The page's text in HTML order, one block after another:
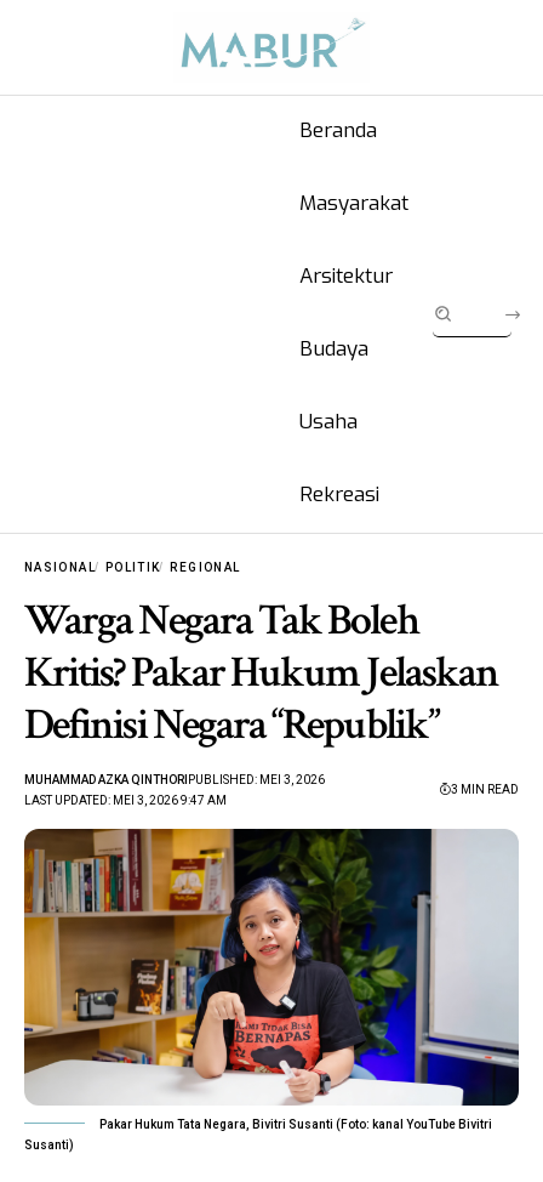
Beranda
Masyarakat
Arsitektur
Budaya
Usaha
Rekreasi
NASIONAL POLITIK REGIONAL
Warga Negara Tak Boleh
Kritis? Pakar Hukum Jelaskan
Definisi Negara “Republik”
LAST UPDATED: MEI 3, 2026 9:47 AM
MUHAMMAD AZKA QINTHORI PUBLISHED: MEI 3, 2026
3 MIN READ
Pakar Hukum Tata Negara, Bivitri Susanti (Foto: kanal YouTube Bivitri
Susanti)